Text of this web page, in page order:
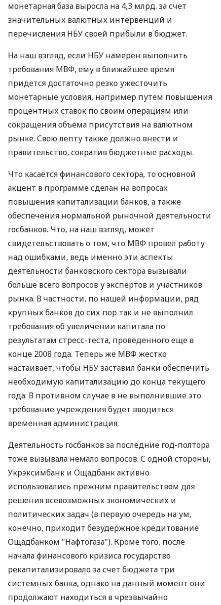
монетарная база выросла на 4,3 млрд. за счет
значительных валютных интервенций и
перечисления НБУ своей прибыли в бюджет.
На наш взгляд, если НБУ намерен выполнить
требования МВФ, ему в ближайшее время
придется достаточно резко ужесточить
монетарные условия, например путем повышения
процентных ставок по своим операциям или
сокращения объема присутствия на валютном
рынке. Свою лепту также должно внести и
правительство, сократив бюджетные расходы.
Что касается финансового сектора, то основной
акцент в программе сделан на вопросах
повышения капитализации банков, а также
обеспечения нормальной рыночной деятельности
госбанков. Что, на наш взгляд, может
свидетельствовать о том, что МВФ провел работу
над ошибками, ведь именно эти аспекты
деятельности банковского сектора вызывали
больше всего вопросов у экспертов и участников
рынка. В частности, по нашей информации, ряд
крупных банков до сих пор так и не выполнил
требования об увеличении капитала по
результатам стресс-теста, проведенного еще в
конце 2008 года. Теперь же МВФ жестко
настаивает, чтобы НБУ заставил банки обеспечить
необходимую капитализацию до конца текущего
года. В противном случае в не выполнившие это
требование учреждения будет вводиться
временная администрация.
Деятельность госбанков за последние год-полтора
тоже вызывала немало вопросов. С одной стороны,
Укрэксимбанк и Ощадбанк активно
использовались прежним правительством для
решения всевозможных экономических и
политических задач (в первую очередь на ум,
конечно, приходит безудержное кредитование
Ощадбанком "Нафтогаза"). Кроме того, после
начала финансового кризиса государство
рекапитализировало за счет бюджета три
системных банка, однако на данный момент они
продолжают находиться в чрезвычайно